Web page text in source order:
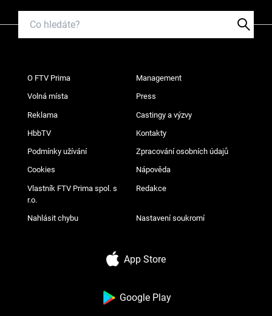
O FTV Prima Management
Volná místa Press
Reklama Castingy a výzvy
HbbTV Kontakty
Podmínky užívání Zpracování osobních údajů
Cookies Nápověda
Vlastník FTV Prima spol. s
r.o.
Redakce
Nahlásit chybu Nastavení soukromí
App Store
Google Play